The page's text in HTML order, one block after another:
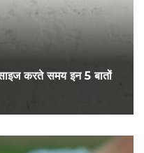
करते समय इन 5 बातों